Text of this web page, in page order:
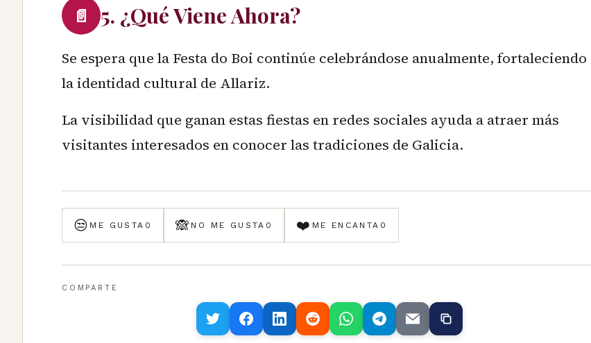
📄 5. ¿Qué Viene Ahora?
Se espera que la Festa do Boi continúe celebrándose anualmente, fortaleciendo
la identidad cultural de Allariz.
La visibilidad que ganan estas fiestas en redes sociales ayuda a atraer más
visitantes interesados en conocer las tradiciones de Galicia.
😒 ME GUSTA 0 🙈 NO ME GUSTA 0 ❤️ ME ENCANTA 0
COMPARTE